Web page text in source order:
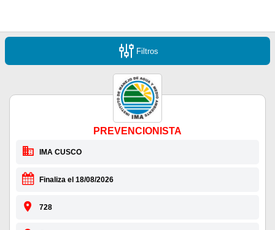
Filtros
PREVENCIONISTA
IMA CUSCO
Finaliza el 18/08/2026
728